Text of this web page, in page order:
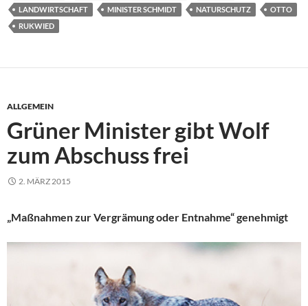
LANDWIRTSCHAFT
MINISTER SCHMIDT NATURSCHUTZ
OTTO
RUKWIED
ALLGEMEIN
Grüner Minister gibt Wolf
zum Abschuss frei
2. MÄRZ 2015
„Maßnahmen zur Vergrämung oder Entnahme“ genehmigt